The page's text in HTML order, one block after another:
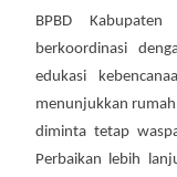
BPBD
berkoordinasi
edukasi
menunjukkan
diminta tetap
Perbaikan lebih